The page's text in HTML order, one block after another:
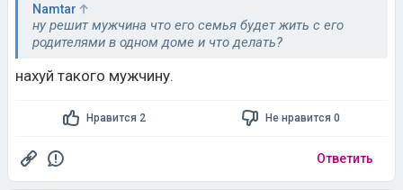
Namtar
ну решит мужчина что его семья будет жить с его
родителями в одном доме и что делать?
нaxуй такого мужчину.
Нравится 2 Не нравится 0
Ответить